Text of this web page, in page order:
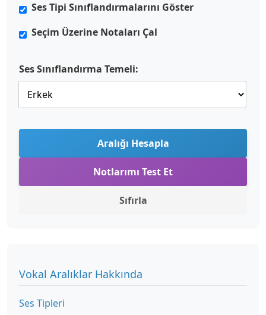
Ses Tipi Sınıflandırmalarını Göster
Seçim Üzerine Notaları Çal
Ses Sınıflandırma Temeli:
Aralığı Hesapla
Notlarımı Test Et
Sıfırla
Vokal Aralıklar Hakkında
Ses Tipleri